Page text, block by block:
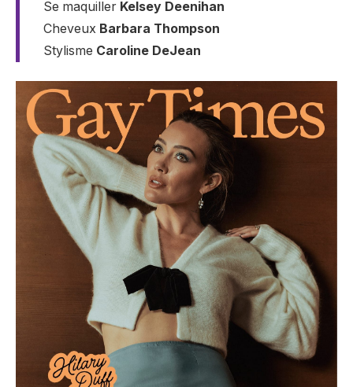
Se maquiller Kelsey Deenihan
Cheveux Barbara Thompson
Stylisme Caroline DeJean